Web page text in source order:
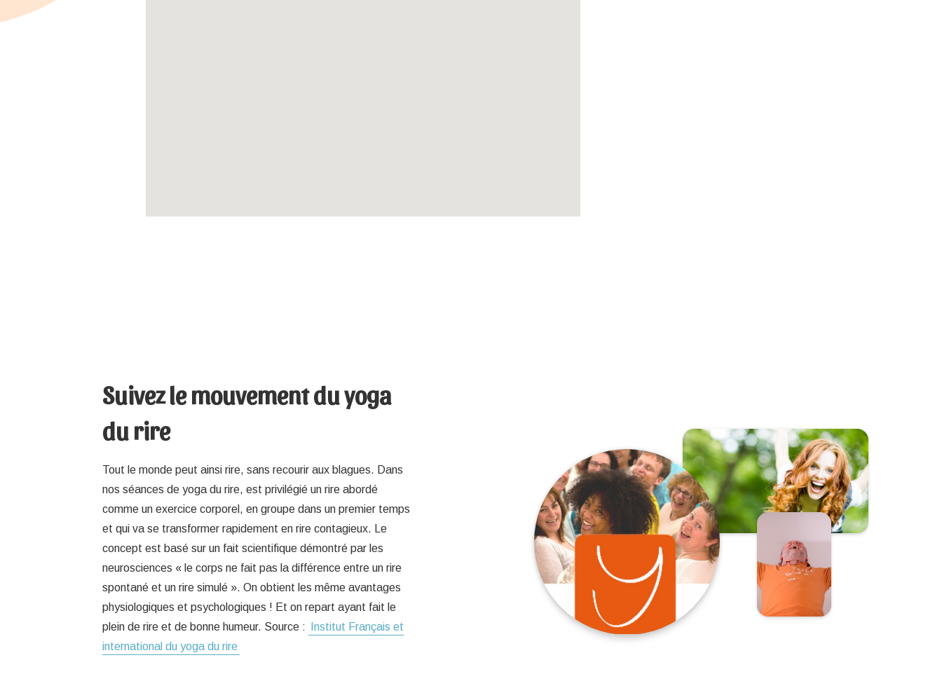
Suivez le mouvement du yoga
du rire
Tout le monde peut ainsi rire, sans recourir aux blagues. Dans
nos séances de yoga du rire, est privilégié un rire abordé
comme un exercice corporel, en groupe dans un premier temps
et qui va se transformer rapidement en rire contagieux. Le
concept est basé sur un fait scientifique démontré par les
neurosciences « le corps ne fait pas la différence entre un rire
spontané et un rire simulé ». On obtient les même avantages
physiologiques et psychologiques ! Et on repart ayant fait le
plein de rire et de bonne humeur. Source :
Institut Français et
international du yoga du rire